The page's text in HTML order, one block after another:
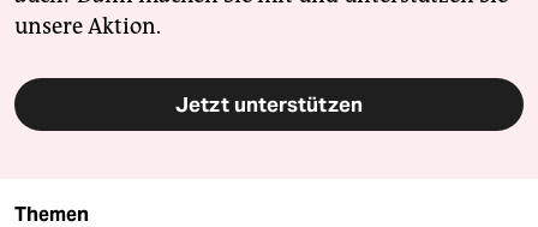
unsere Aktion.
Jetzt unterstützen
Themen